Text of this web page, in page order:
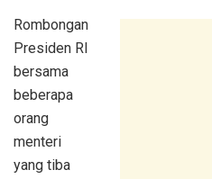
Rombongan
Presiden RI
bersama
beberapa
orang
menteri
yang tiba